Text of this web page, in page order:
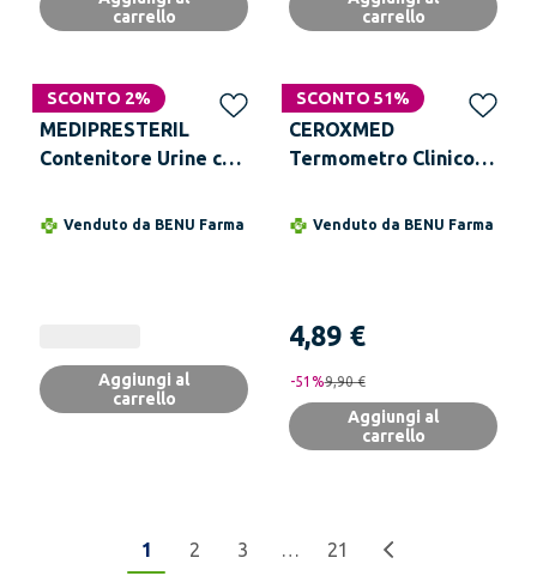
carrello
carrello
SCONTO 2%
MEDIPRESTERIL
Contenitore Urine con
Venduto da BENU Farma
Aggiungi al
carrello
SCONTO 51%
CEROXMED
Termometro Clinico
PezzoVenduto da BENU Farma
4,89 €
-51 %9,90 €
Aggiungi al
carrello
1 2 3 … 21